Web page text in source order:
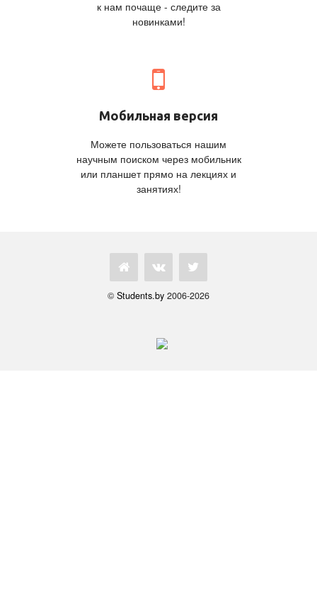
к нам почаще - следите за
новинками!
Мобильная версия
Можете пользоваться нашим
научным поиском через мобильник
или планшет прямо на лекциях и
занятиях!
© Students.by 2006-2026